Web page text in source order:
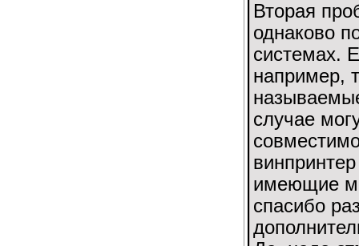
Вторая
однаково
системах.
например,
случае
имеющие
спасибо